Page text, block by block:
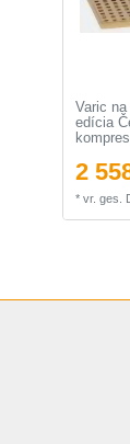
Varic
edícia
2
*vr. ges.